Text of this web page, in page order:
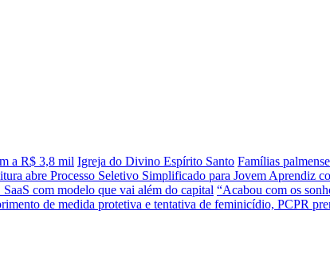
a R$ 3,8 mil Igreja do Divino Espírito Santo Famílias
abre Processo Seletivo Simplificado para Jovem Aprendiz
com modelo que vai além do capital “Acabou com os
de medida protetiva e tentativa de feminicídio, PCPR